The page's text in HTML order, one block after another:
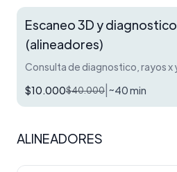
Escaneo 3D y diagnostico
(alineadores)
$10.000$40.000 ~40 min
ALINEADORES